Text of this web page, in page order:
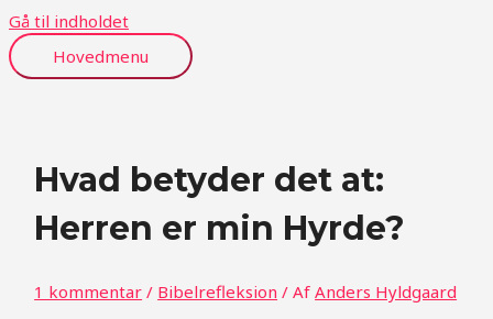
Gå til indholdet
Hovedmenu
Hvad betyder det at:
Herren er min Hyrde?
1 kommentar / Bibelrefleksion / AfAnders Hyldgaard